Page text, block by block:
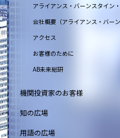
アライアンス・バーンスタイン
会社概要（アライアンス・バー
アクセス
お客様のために
AB未来総研
機関投資家のお客様
知の広場
用語の広場